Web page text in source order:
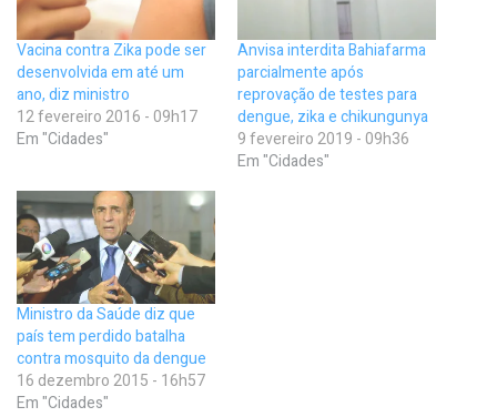
Vacina contra Zika pode ser
desenvolvida em até um
ano, diz ministro
12 fevereiro 2016 - 09h17
Em "Cidades"
Anvisa interdita Bahiafarma
parcialmente após
reprovação de testes para
dengue, zika e chikungunya
9 fevereiro 2019 - 09h36
Em "Cidades"
Ministro da Saúde diz que
país tem perdido batalha
contra mosquito da dengue
16 dezembro 2015 - 16h57
Em "Cidades"